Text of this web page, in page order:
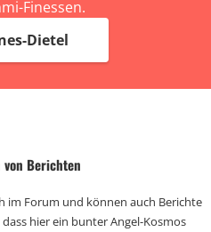
Finessen.
Dietel
von Berichten
im Forum und können auch Berichte
hier ein bunter Angel-Kosmos